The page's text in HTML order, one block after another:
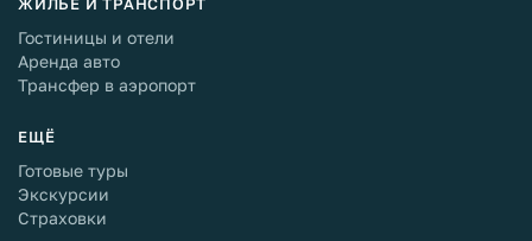
Гостиницы и отели
Аренда авто
Трансфер в аэропорт
ЕЩЁ
Готовые туры
Экскурсии
Страховки